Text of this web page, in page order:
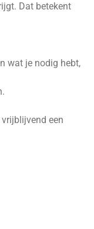
Dat betekent
wat je nodig hebt,
een